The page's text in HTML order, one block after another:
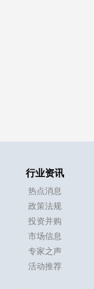
行业资讯
热点消息
政策法规
投资并购
市场信息
专家之声
活动推荐